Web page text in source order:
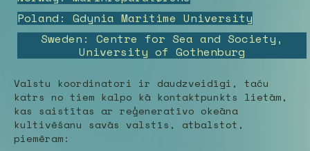
Poland: Gdynia Maritime University
Sweden: Centre for Sea and Society,
University of Gothenburg
Valstu koordinatori ir daudzveidīgi, taču
katrs no tiem kalpo kā kontaktpunkts lietām,
kas saistītas ar reģeneratīvo okeāna
kultivēšanu savās valstīs, atbalstot,
piemēram: